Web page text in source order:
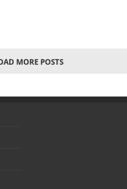
MORE POSTS